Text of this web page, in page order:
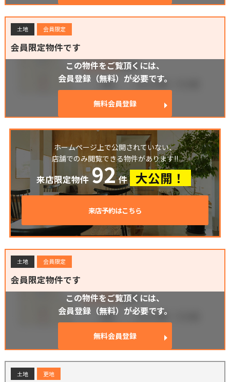
土地 会員限定
会員限定物件です
この物件をご覧頂くには、
会員登録（無料）が必要です。
無料会員登録
ホームページ上で公開されていない、
店舗でのみ閲覧できる物件があります!!
来店限定物件 92 件 大公開！
来店予約はこちら
土地 会員限定
会員限定物件です
この物件をご覧頂くには、
会員登録（無料）が必要です。
無料会員登録
土地 更地